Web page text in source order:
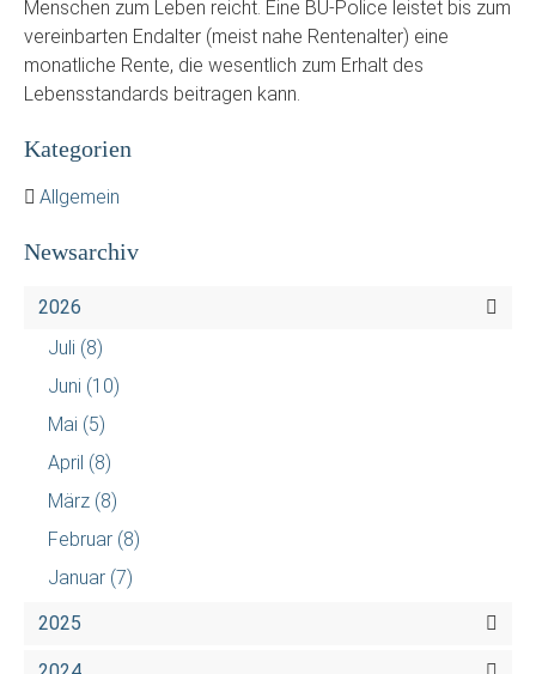
Menschen zum Leben reicht. Eine BU-Police leistet bis zum
vereinbarten Endalter (meist nahe Rentenalter) eine
monatliche Rente, die wesentlich zum Erhalt des
Lebensstandards beitragen kann.
Kategorien
Allgemein
Newsarchiv
2026
Juli (8)
Juni (10)
Mai (5)
April (8)
März (8)
Februar (8)
Januar (7)
2025